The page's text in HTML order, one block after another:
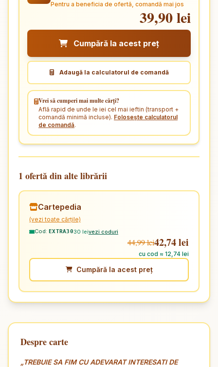
Pentru a beneficia de ofertă, comandă mai jos
39,90 lei
Cumpără la acest preț
Adaugă la calculatorul de comandă
Vrei să cumperi mai multe cărți?
Află rapid de unde le iei cel mai ieftin (transport +
comandă minimă incluse). Folosește calculatorul
de comandă.
1 ofertă din alte librării
Cartepedia
(vezi toate cărțile)
Cod: EXTRA3030 leivezi coduri
44,99 lei42,74 lei
cu cod ≈ 12,74 lei
Cumpără la acest preț
Despre carte
„TREBUIE SA FIM CU ADEVARAT INTERESATI DE